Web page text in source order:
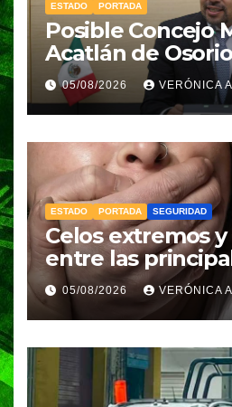
ESTADO PORTADA
Posible Concejo
Acatlán de
en una semana;
espera resolución
Gobernación
05/08/2026 VERÓNICA
ESTADO PORTADA SEGURIDAD
Celos extremos
entre las
de feminicidio
Fiscalía
05/08/2026 VERÓNICA